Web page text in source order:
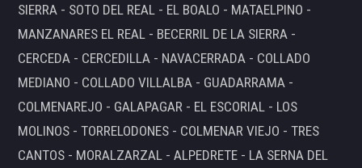
SIERRA - SOTO DEL REAL - EL BOALO - MATAELPINO -
MANZANARES EL REAL - BECERRIL DE LA SIERRA -
CERCEDA - CERCEDILLA - NAVACERRADA - COLLADO
MEDIANO - COLLADO VILLALBA - GUADARRAMA -
COLMENAREJO - GALAPAGAR - EL ESCORIAL - LOS
MOLINOS - TORRELODONES - COLMENAR VIEJO - TRES
CANTOS - MORALZARZAL - ALPEDRETE - LA SERNA DEL